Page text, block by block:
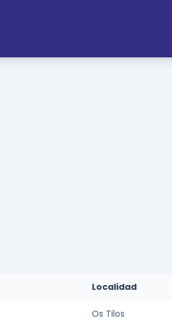
Localidad
Os Tilos